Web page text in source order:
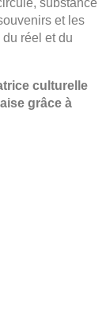
substance
et les
réel et du
culturelle
grâce à